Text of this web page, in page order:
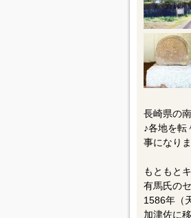
長崎県の
♪各地を転
事になり
もともと
有馬氏の
1586年（
加津佐に